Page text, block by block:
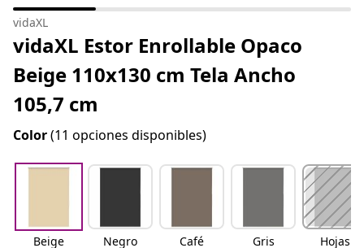
vidaXL
vidaXL Estor Enrollable Opaco
Beige 110x130 cm Tela Ancho
105,7 cm
Color(11 opciones disponibles)
Beige Negro Café Gris
Hojas